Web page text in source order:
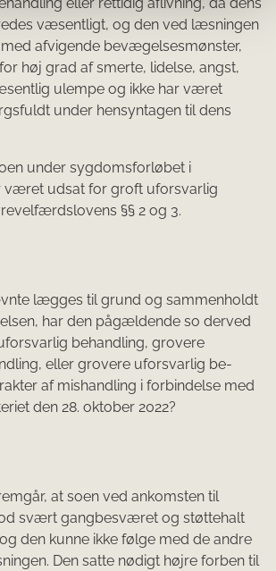
eller rettidig aflivning, da dens
væsentligt, og den ved læsningen
afvigende bevægelsesmønster,
høj grad af smerte, lidelse, angst,
ulempe og ikke har været
under hensyntagen til dens
under sygdomsforløbet i
været udsat for groft uforsvarlig
§§ 2 og 3.
lægges til grund og sammenholdt
har den pågældende so der­ved
behandling, grovere
eller grovere uforsvarlig be­
af mishandling i forbindelse med
den 28. oktober 2022?
at soen ved ankomsten til
svært gangbesværet og støttehalt
den kunne ikke følge med de andre
Den satte nødigt højre forben til